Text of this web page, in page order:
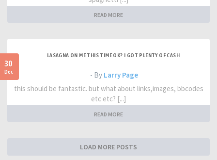
READ MORE
30
Dec
LASAGNA ON ME THIS TIME OK? I GOT PLENTY OF CASH
- By Larry Page
this should be fantastic. but what about links,images, bbcodes
etc etc? [...]
READ MORE
LOAD MORE POSTS